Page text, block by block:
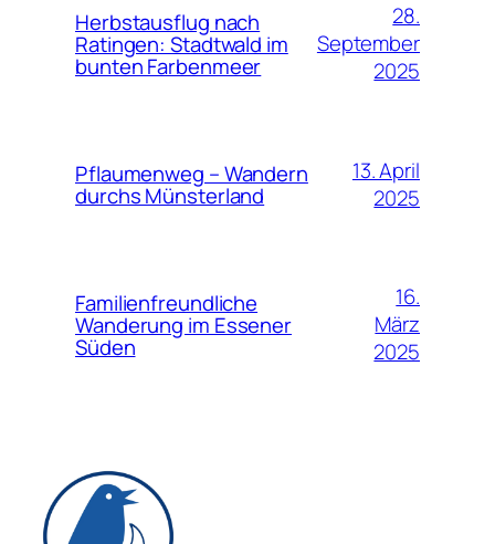
Herbstausflug nach
Ratingen: Stadtwald im
bunten Farbenmeer
28.
September
2025
Pflaumenweg – Wandern
durchs Münsterland
13. April
2025
Familienfreundliche
Wanderung im Essener
Süden
16.
März
2025